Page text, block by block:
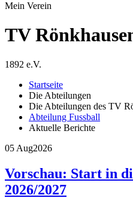
Mein Verein
TV
1892 e.V.
Startseite
Die Abteilungen
Die Abteilungen des TV
Abteilung Fussball
Aktuelle Berichte
05 Aug2026
Vorschau: Start in
2026/2027